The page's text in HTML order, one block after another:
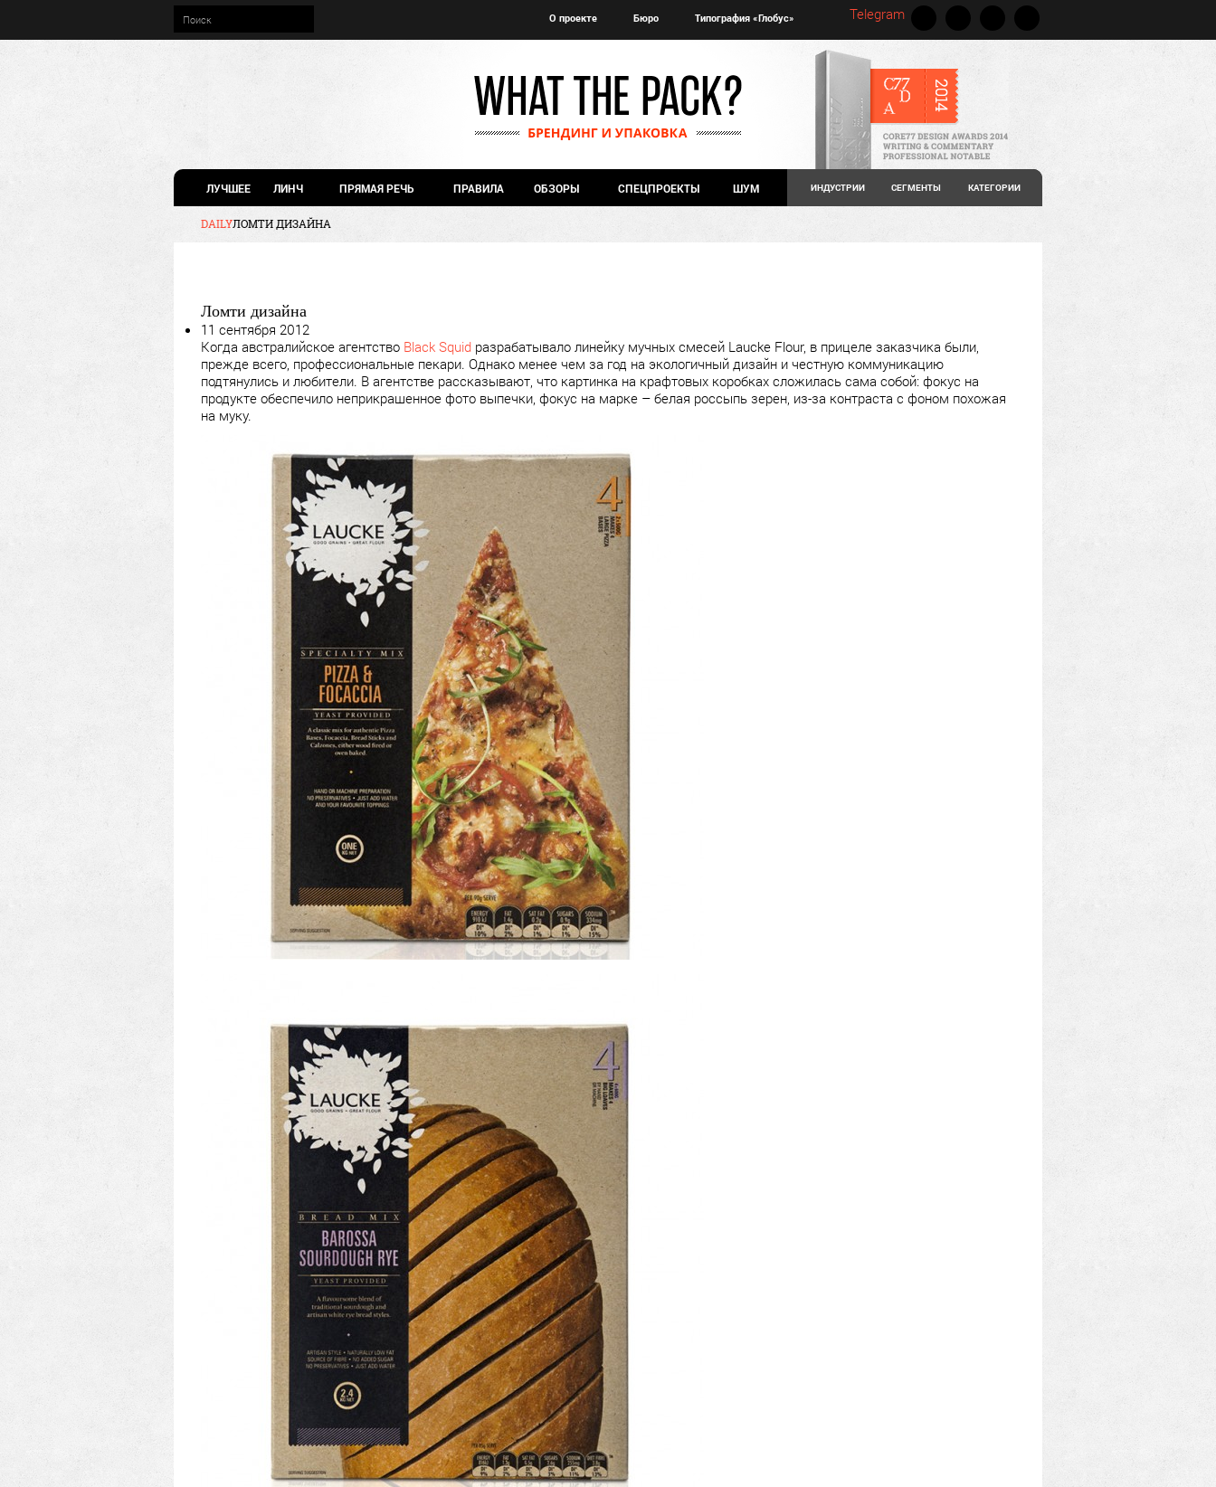
О проекте Бюро Типография «Глобус» Telegram
ЛУЧШЕЕ ЛИНЧ ПРЯМАЯ РЕЧЬ ПРАВИЛА ОБЗОРЫ СПЕЦПРОЕКТЫ ШУМ ИНДУСТРИИ СЕГМЕНТЫ КАТЕГОРИИ
DAILYЛОМТИ ДИЗАЙНА
Ломти дизайна
11 сентября 2012
Когда австралийское агентство Black Squid разрабатывало линейку мучных смесей Laucke Flour, в прицеле заказчика были,
прежде всего, профессиональные пекари. Однако менее чем за год на экологичный дизайн и честную коммуникацию
подтянулись и любители. В агентстве рассказывают, что картинка на крафтовых коробках сложилась сама собой: фокус на
продукте обеспечило неприкрашенное фото выпечки, фокус на марке – белая россыпь зерен, из-за контраста с фоном похожая
на муку.